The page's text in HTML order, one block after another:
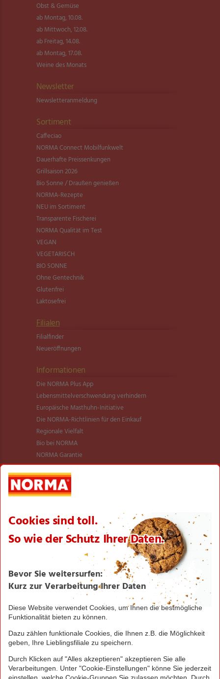
Obst & Gemüse
ab Montag, 10.08.
ab Mittwoch, 12.08.
ab Freitag, 14.08.
ab Montag, 17.08.
Weine des Monats
Newsletter
Newsletter­anmeldung
Sortiment
Caffeciao
NORMA Connect Mobilfunkwelt
Dauerhafte Preissenkungen
Grillsaison 2026
Bio Sonne / Draußen genießen
NORMA-Rezepte
NEU im Sortiment
Transparente Fischerei
NORMA Qualität im Test
VEGAN
VEGETARISCH
BIO SONNE
Ohne Gentechnik
Glutenfrei
Laktosefrei
Filialen
Filialfinder
Neueröffnungen
Informationen
Die NORMA Plus App
Lebensmittel­verschwendung verhindern
Europäische Masthuhn-Initiative
Die NORMA-Richtlinien für den Einkauf
Regionale Vielfalt
Bio bei NORMA
NORMA Garantie
NORMA Qualität
Verantwortung
Aktionsartikel
Einkaufsliste
Zahlungsabwicklung
NORMA bei Facebook & Instagram
Barrierefreiheitserklärung
Unternehmen
Über NORMA
Organisation
International
Logistik
Filialnetz
Expansion
Karriere